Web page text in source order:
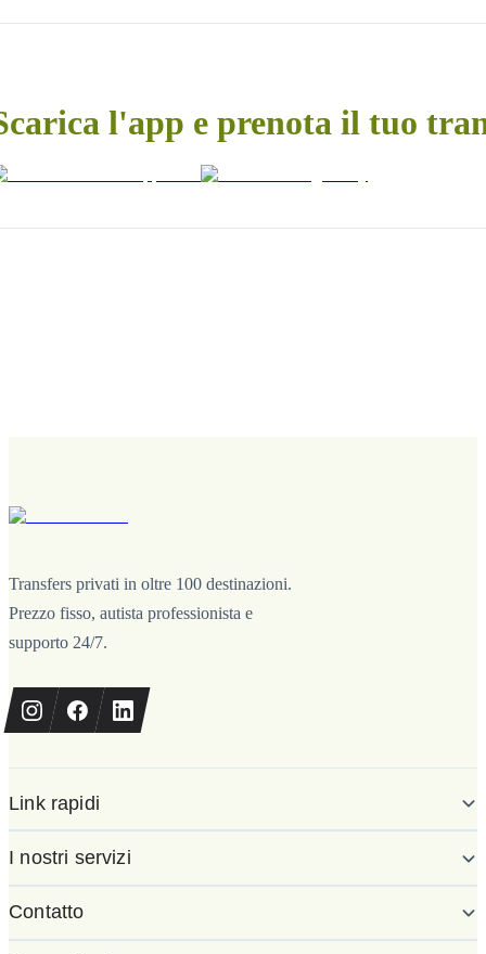
l'app e prenota il tuo
Transfers privati in oltre 100 destinazioni.
Prezzo fisso, autista professionista e
supporto 24/7.
Link rapidi
I nostri servizi
Contatto